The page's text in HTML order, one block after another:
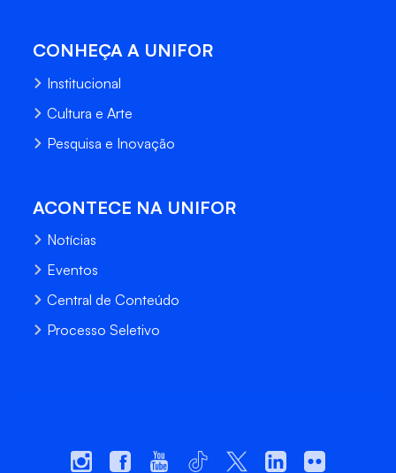
CONHEÇA A UNIFOR
Institucional
Cultura e Arte
Pesquisa e Inovação
ACONTECE NA UNIFOR
Notícias
Eventos
Central de Conteúdo
Processo Seletivo